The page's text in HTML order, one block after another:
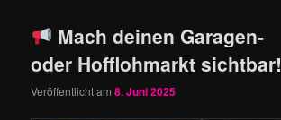
Mach deinen Garagen-
oder Hofflohmarkt sichtbar!
Veröffentlicht am8. Juni 2025